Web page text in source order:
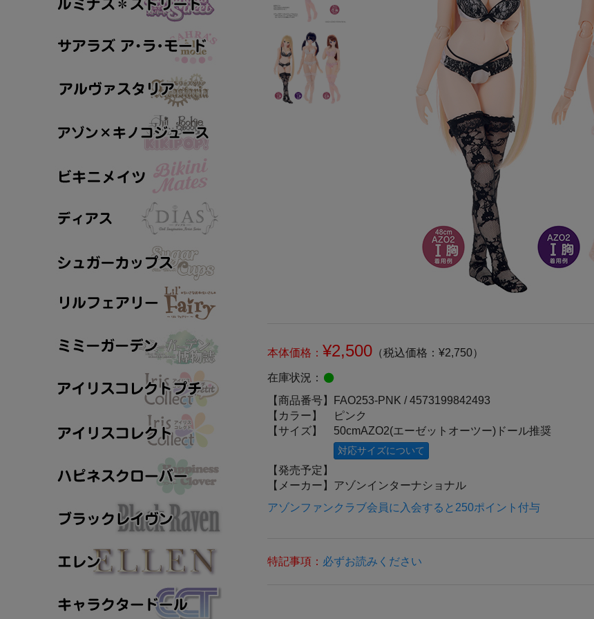
本体価格： ¥2,500 （税込価格：¥2,750）
在庫状況：
【商品番号】 FAO253-PNK /4573199842493
【カラー】
ピンク
【サイズ】
50cmAZO2(エーゼットオーツー)ドール推奨
対応サイズについて
【発売予定】
【メーカー】 アゾンインターナショナル
アゾンファンクラブ会員に入会すると250ポイント付与
特記事項： 必ずお読みください